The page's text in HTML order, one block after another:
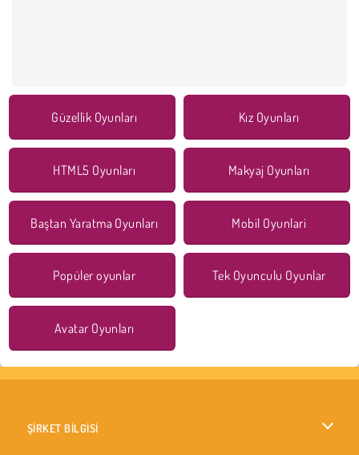
Güzellik Oyunları Kız Oyunları
HTML5 Oyunları Makyaj Oyunları
Baştan Yaratma Oyunları Mobil Oyunlari
Popüler oyunlar Tek Oyunculu Oyunlar
Avatar Oyunları
ŞİRKET BİLGİSİ